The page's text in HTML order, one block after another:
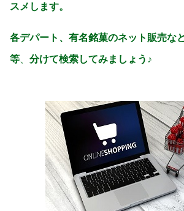
スメします。
各デパート、有名銘菓のネット販売な
等 分けて検索してみましょう♪